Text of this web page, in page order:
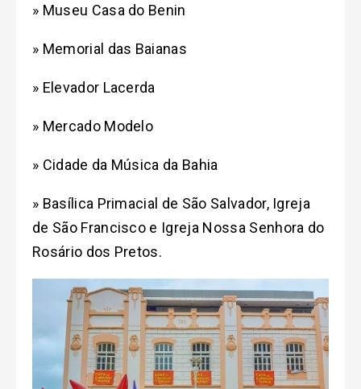
» Museu Casa do Benin
» Memorial das Baianas
» Elevador Lacerda
» Mercado Modelo
» Cidade da Música da Bahia
» Basílica Primacial de São Salvador, Igreja
de São Francisco e Igreja Nossa Senhora do
Rosário dos Pretos.